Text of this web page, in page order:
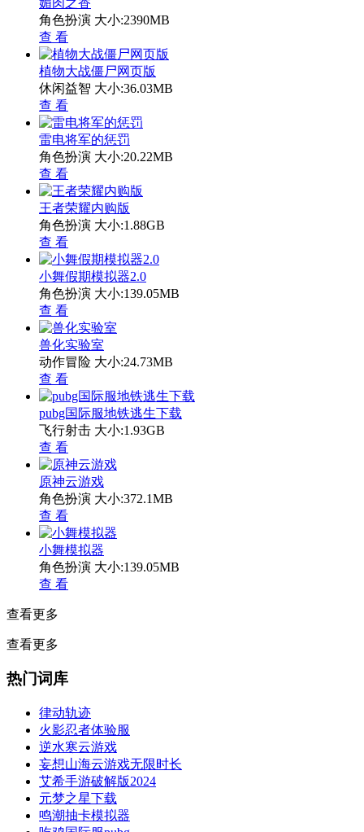
角色扮演 大小:2390MB
查 看
植物大战僵尸网页版
休闲益智 大小:36.03MB
查 看
雷电将军的惩罚
角色扮演 大小:20.22MB
查 看
王者荣耀内购版
角色扮演 大小:1.88GB
查 看
小舞假期模拟器2.0
角色扮演 大小:139.05MB
查 看
兽化实验室
动作冒险 大小:24.73MB
查 看
pubg国际服地铁逃生下载
飞行射击 大小:1.93GB
查 看
原神云游戏
角色扮演 大小:372.1MB
查 看
小舞模拟器
角色扮演 大小:139.05MB
查 看
查看更多
查看更多
热门词库
律动轨迹
火影忍者体验服
逆水寒云游戏
妄想山海云游戏无限时长
艾希手游破解版2024
元梦之星下载
鸣潮抽卡模拟器